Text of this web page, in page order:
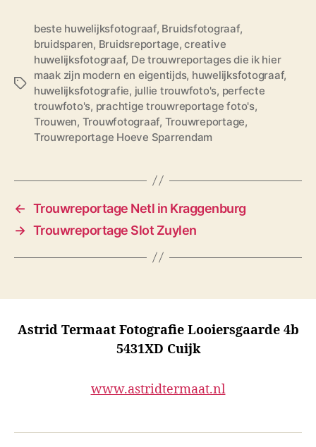
T
beste huwelijksfotograaf, Bruidsfotograaf,
bruidsparen, Bruidsreportage,creative
huwelijksfotograaf, De trouwreportages die ik hier
maak zijn modern en eigentijds, huwelijksfotograaf,
huwelijksfotografie, jullie trouwfoto's, perfecte
trouwfoto's, prachtige trouwreportage foto's,
Trouwen, Trouwfotograaf, Trouwreportage,
Trouwreportage Hoeve Sparrendam
← Trouwreportage Netl in Kraggenburg
→ Trouwreportage Slot Zuylen
Astrid Termaat Fotografie Looiersgaarde 4b
5431XD Cuijk
www.astridtermaat.nl